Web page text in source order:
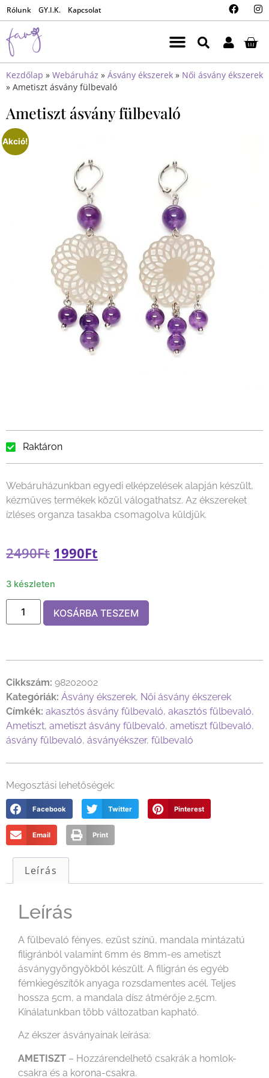
Rólunk GY.I.K. Kapcsolat
Kezdőlap » Webáruház » Ásvány ékszerek » Női ásvány ékszerek
» Ametiszt ásvány fülbevaló
Ametiszt ásvány fülbevaló
Akció!
Raktáron
Webáruházunkban egyedi elképzelések alapján készült,
kézműves termékek közül válogathatsz. Az ékszereket
ízléses organza tasakba csomagolva küldjük.
2490Ft 1990Ft
3 készleten
KOSÁRBA TESZEM
Cikkszám: 98202002
Kategóriák: Ásvány ékszerek, Női ásvány ékszerek
Címkék: akasztós ásvány fülbevaló, akasztós fülbevaló,
Ametiszt, ametiszt ásvány fülbevaló, ametiszt fülbevaló,
ásvány fülbevaló, ásványékszer, fülbevaló
Megosztási lehetőségek:
Facebook Twitter Pinterest
Email Print
Leírás
Leírás
A fülbevaló fényes, ezüst színű, mandala mintázatú
filigránból valamint 6mm és 8mm-es ametiszt
ásványgyöngyökből készült. A filigrán és egyéb
fémkiegészítők anyaga rozsdamentes acél. Teljes
hossza 5cm, a mandala dísz átmérője 2,5cm.
Kínálatunkban több változatban kapható.
Az ékszer ásványainak leírása:
AMETISZT – Hozzárendelhető csakrák a homlok-
csakra és a korona-csakra.